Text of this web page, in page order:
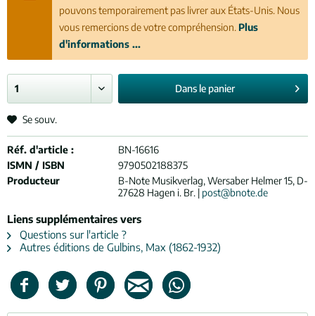
pouvons temporairement pas livrer aux États-Unis. Nous
vous remercions de votre compréhension. Plus
d'informations ...
Dans le panier
Se souv.
Réf. d'article :
BN-16616
ISMN / ISBN
9790502188375
Producteur
B-Note Musikverlag, Wersaber Helmer 15, D-
27628 Hagen i. Br. | post@bnote.de
Liens supplémentaires vers
Questions sur l'article ?
Autres éditions de Gulbins, Max (1862-1932)